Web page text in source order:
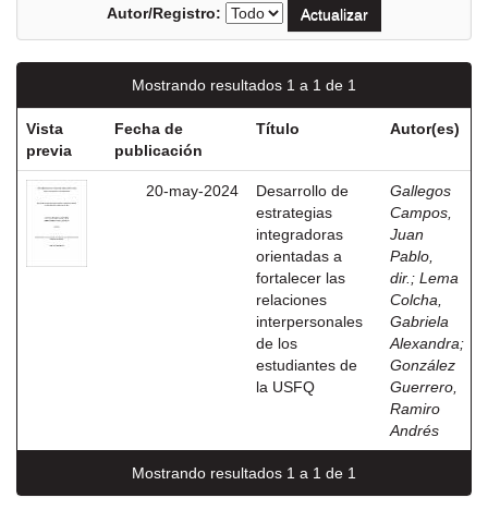
Autor/Registro:
Mostrando resultados 1 a 1 de 1
Vista
previa
Fecha de
publicación
Título Autor(es)
20-may-2024
Desarrollo de
estrategias
integradoras
orientadas a
fortalecer las
relaciones
interpersonales
de los
estudiantes de
la USFQ
Gallegos
Campos,
Juan
Pablo,
dir. ; Lema
Colcha,
Gabriela
Alexandra;
González
Guerrero,
Ramiro
Andrés
Mostrando resultados 1 a 1 de 1